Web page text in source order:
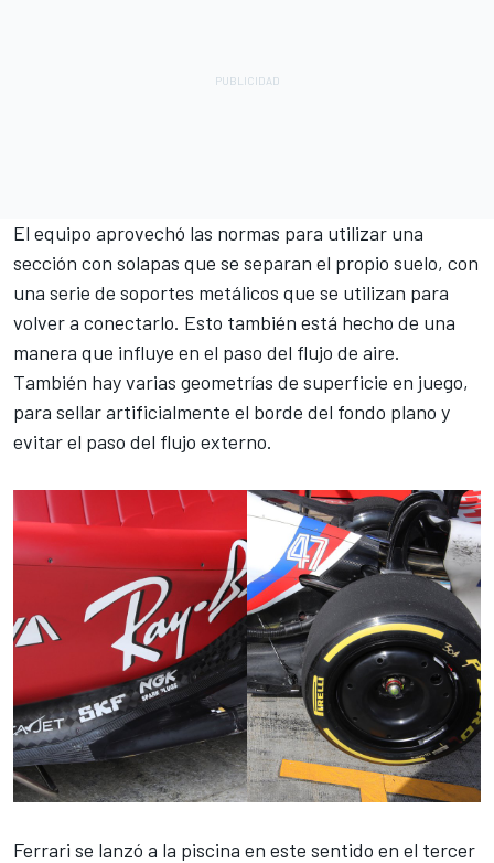
El equipo aprovechó las normas para utilizar una
sección con solapas que se separan el propio suelo, con
una serie de soportes metálicos que se utilizan para
volver a conectarlo. Esto también está hecho de una
manera que influye en el paso del flujo de aire.
También hay varias geometrías de superficie en juego,
para sellar artificialmente el borde del fondo plano y
evitar el paso del flujo externo.
Ferrari se lanzó a la piscina en este sentido en el tercer